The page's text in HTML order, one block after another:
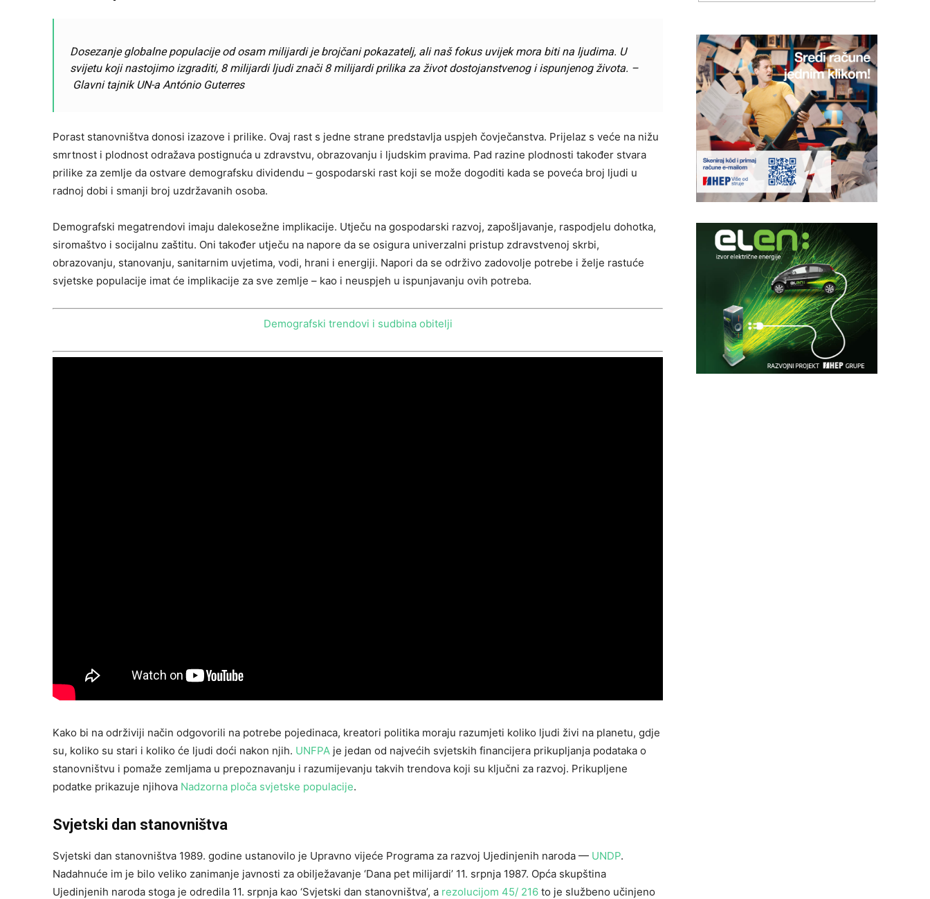
Dosezanje globalne populacije od osam milijardi je brojčani pokazatelj, ali naš fokus uvijek mora biti na ljudima. U
svijetu koji nastojimo izgraditi, 8 milijardi ljudi znači 8 milijardi prilika za život dostojanstvenog i ispunjenog života. –
Glavni tajnik UN-a António Guterres
Porast stanovništva donosi izazove i prilike. Ovaj rast s jedne strane predstavlja uspjeh čovječanstva. Prijelaz s veće na nižu
smrtnost i plodnost odražava postignuća u zdravstvu, obrazovanju i ljudskim pravima. Pad razine plodnosti također stvara
prilike za zemlje da ostvare demografsku dividendu – gospodarski rast koji se može dogoditi kada se poveća broj ljudi u
radnoj dobi i smanji broj uzdržavanih osoba.
Demografski megatrendovi imaju dalekosežne implikacije. Utječu na gospodarski razvoj, zapošljavanje, raspodjelu dohotka,
siromaštvo i socijalnu zaštitu. Oni također utječu na napore da se osigura univerzalni pristup zdravstvenoj skrbi,
obrazovanju, stanovanju, sanitarnim uvjetima, vodi, hrani i energiji. Napori da se održivo zadovolje potrebe i želje rastuće
svjetske populacije imat će implikacije za sve zemlje – kao i neuspjeh u ispunjavanju ovih potreba.
Demografski trendovi i sudbina obitelji
Kako bi na održiviji način odgovorili na potrebe pojedinaca, kreatori politika moraju razumjeti koliko ljudi živi na planetu, gdje
su, koliko su stari i koliko će ljudi doći nakon njih. UNFPA je jedan od najvećih svjetskih financijera prikupljanja podataka o
stanovništvu i pomaže zemljama u prepoznavanju i razumijevanju takvih trendova koji su ključni za razvoj. Prikupljene
podatke prikazuje njihova Nadzorna ploča svjetske populacije.
Svjetski dan stanovništva
Svjetski dan stanovništva 1989. godine ustanovilo je Upravno vijeće Programa za razvoj Ujedinjenih naroda — UNDP.
Nadahnuće im je bilo veliko zanimanje javnosti za obilježavanje ‘Dana pet milijardi’ 11. srpnja 1987. Opća skupština
Ujedinjenih naroda stoga je odredila 11. srpnja kao ‘Svjetski dan stanovništva’, a rezolucijom 45/ 216 to je službeno učinjeno